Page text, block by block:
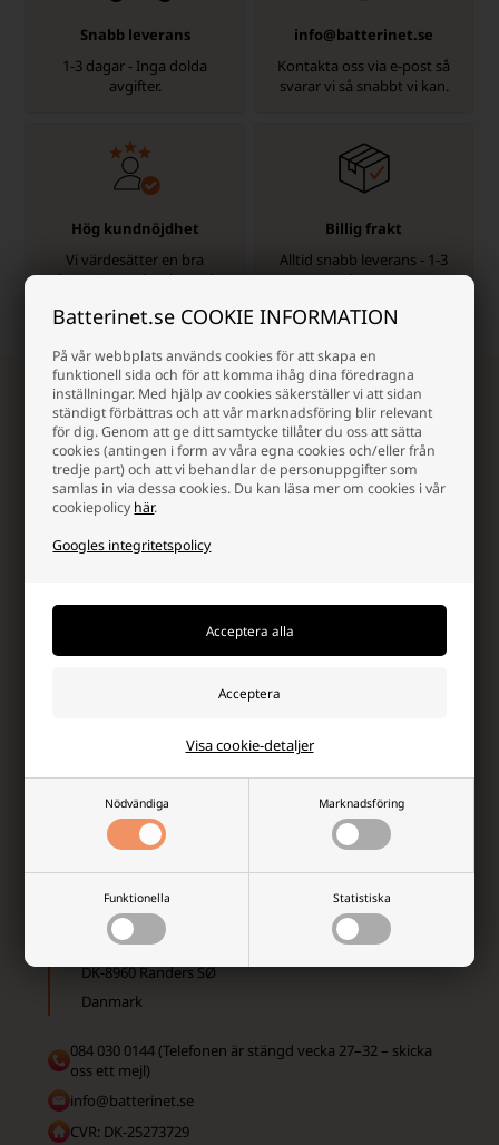
Batterinet.se COOKIE INFORMATION
På vår webbplats används cookies för att skapa en
funktionell sida och för att komma ihåg dina föredragna
inställningar. Med hjälp av cookies säkerställer vi att sidan
ständigt förbättras och att vår marknadsföring blir relevant
för dig. Genom att ge ditt samtycke tillåter du oss att sätta
cookies (antingen i form av våra egna cookies och/eller från
tredje part) och att vi behandlar de personuppgifter som
samlas in via dessa cookies. Du kan läsa mer om cookies i vår
cookiepolicy här.
Googles integritetspolicy
Nödvändiga Marknadsföring
Funktionella Statistiska
Visa cookie-detaljer
Snabb leverans
1-3 dagar - Inga dolda
avgifter.
info@batterinet.se
Kontakta oss via e-post så
svarar vi så snabbt vi kan.
Hög kundnöjdhet
Vi värdesätter en bra
shoppingupplevelse, och
Billig frakt
Alltid snabb leverans - 1-3
dagar.
Nyhetsbrev Håll dig uppdaterad
Få exklusiva nyheter, unika rabattkoder, inspiration och
de vildaste erbjudandena från oss!
Ja tack, jag vill gärna få nyhetsbrev och skräddarsydd
samtyckesförklaring för elektronisk post
Batterinet.se
Virkevangen 48B, Assentoft
DK-8960 Randers SØ
Danmark
084 030 0144 (Telefonen är stängd vecka 27–32 – skicka
oss ett mejl)
info@batterinet.se
CVR: DK-25273729